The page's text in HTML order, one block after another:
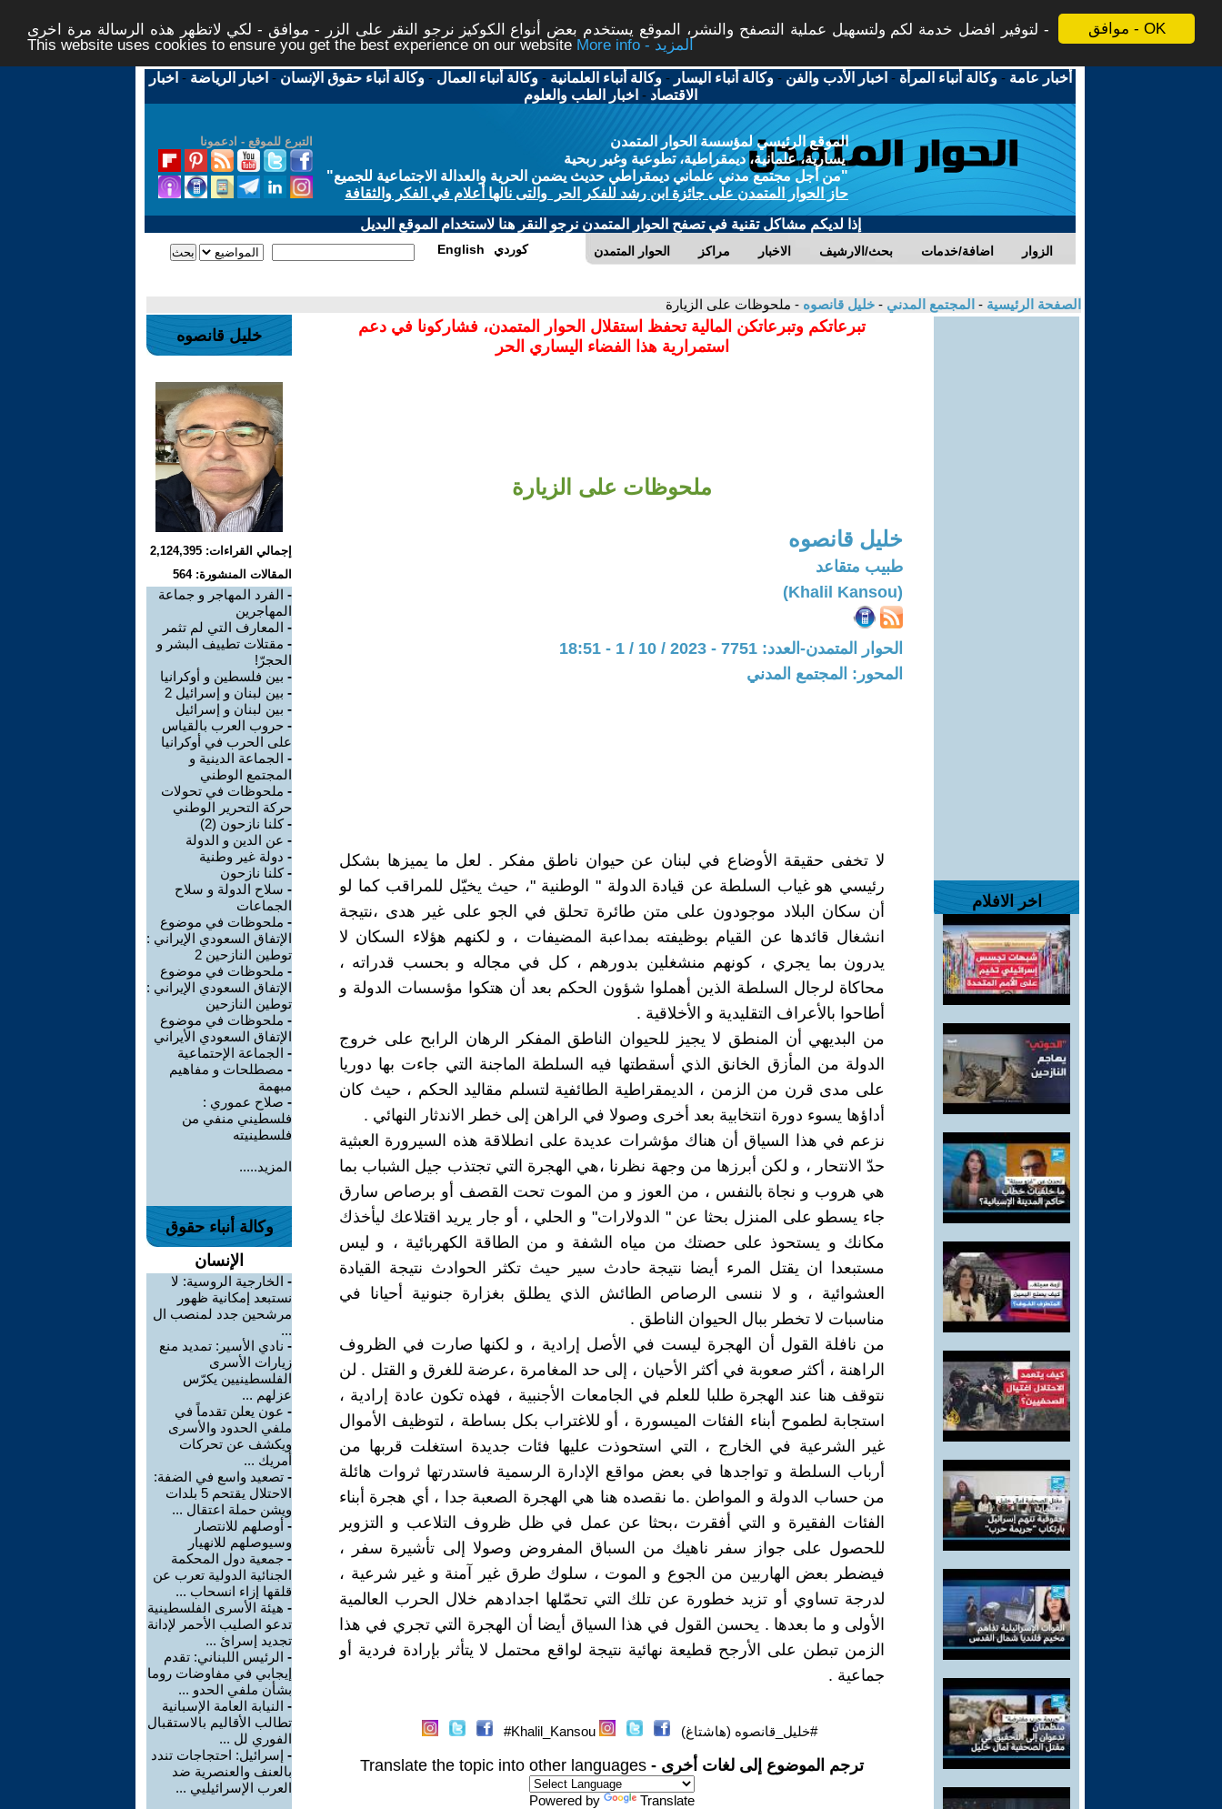
موافق - OK
لتوفير افضل خدمة لكم ولتسهيل عملية التصفح والنشر، الموقع يستخدم بعض أنواع الكوكيز نرجو النقر على الزر - موافق - لكي لاتظهر هذه الرسالة مرة اخرى -
This website uses cookies to ensure you get the best experience on our website
More info - المزيد
أخبار عامة -وكالة أنباء المرأة - اخبار الأدب والفن -وكالة أنباء اليسار -وكالة أنباء العلمانية -وكالة أنباء العمال -وكالة أنباء حقوق الإنسان - اخبار الرياضة - اخبار
الاقتصاد - اخبار الطب والعلوم
التبرع للموقع - ادعمونا
الموقع الرئيسي لمؤسسة الحوار المتمدن
يسارية، علمانية، ديمقراطية، تطوعية وغير ربحية
"من أجل مجتمع مدني علماني ديمقراطي حديث يضمن الحرية والعدالة الاجتماعية للجميع"
حاز الحوار المتمدن على جائزة ابن رشد للفكر الحر والتى نالها أعلام في الفكر والثقافة
إذا لديكم مشاكل تقنية في تصفح الحوار المتمدن نرجو النقر هنا لاستخدام الموقع البديل
الحوار المتمدن مراكز الاخبار بحث/الارشيف اضافة/خدمات الزوار English كوردي
الصفحة الرئيسية - المجتمع المدني - خليل قانصوه - ملحوظات على الزيارة
اخر الافلام
تبرعاتكم وتبرعاتكن المالية تحفظ استقلال الحوار المتمدن، فشاركونا في دعم
استمرارية هذا الفضاء اليساري الحر
ملحوظات على الزيارة
خليل قانصوه
طبيب متقاعد
(Khalil Kansou)
الحوار المتمدن-العدد: 7751 - 2023 / 10 / 1 - 18:51
المحور: المجتمع المدني
لا تخفى حقيقة الأوضاع في لبنان عن حيوان ناطق مفكر . لعل ما يميزها بشكل
رئيسي هو غياب السلطة عن قيادة الدولة " الوطنية "، حيث يخيّل للمراقب كما لو
أن سكان البلاد موجودون على متن طائرة تحلق في الجو على غير هدى ،نتيجة
انشغال قائدها عن القيام بوظيفته بمداعبة المضيفات ، و لكنهم هؤلاء السكان لا
يدرون بما يجري ، كونهم منشغلين بدورهم ، كل في مجاله و بحسب قدراته ،
محاكاة لرجال السلطة الذين أهملوا شؤون الحكم بعد أن هتكوا مؤسسات الدولة و
أطاحوا بالأعراف التقليدية و الأخلاقية .
من البديهي أن المنطق لا يجيز للحيوان الناطق المفكر الرهان الرابح على خروج
الدولة من المأزق الخانق الذي أسقطتها فيه السلطة الماجنة التي جاءت بها دوريا
على مدى قرن من الزمن ، الديمقراطية الطائفية لتسلم مقاليد الحكم ، حيث كان
أداؤها يسوء دورة انتخابية بعد أخرى وصولا في الراهن إلى خطر الاندثار النهائي .
نزعم في هذا السياق أن هناك مؤشرات عديدة على انطلاقة هذه السيرورة العبثية
حدّ الانتحار ، و لكن أبرزها من وجهة نظرنا ،هي الهجرة التي تجتذب جيل الشباب بما
هي هروب و نجاة بالنفس ، من العوز و من الموت تحت القصف أو برصاص سارق
جاء يسطو على المنزل بحثا عن " الدولارات" و الحلي ، أو جار يريد اقتلاعك ليأخذك
مكانك و يستحوذ على حصتك من مياه الشفة و من الطاقة الكهربائية ، و ليس
مستبعدا ان يقتل المرء أيضا نتيجة حادث سير حيث تكثر الحوادث نتيجة القيادة
العشوائية ، و لا ننسى الرصاص الطائش الذي يطلق بغزارة جنونية أحيانا في
مناسبات لا تخطر ببال الحيوان الناطق .
من نافلة القول أن الهجرة ليست في الأصل إرادية ، و لكنها صارت في الظروف
الراهنة ، أكثر صعوبة في أكثر الأحيان ، إلى حد المغامرة ،عرضة للغرق و القتل . لن
نتوقف هنا عند الهجرة طلبا للعلم في الجامعات الأجنبية ، فهذه تكون عادة إرادية ،
استجابة لطموح أبناء الفئات الميسورة ، أو للاغتراب بكل بساطة ، لتوظيف الأموال
غير الشرعية في الخارج ، التي استحوذت عليها فئات جديدة استغلت قربها من
أرباب السلطة و تواجدها في بعض مواقع الإدارة الرسمية فاستدرتها ثروات هائلة
من حساب الدولة و المواطن .ما نقصده هنا هي الهجرة الصعبة جدا ، أي هجرة أبناء
الفئات الفقيرة و التي أفقرت ،بحثا عن عمل في ظل ظروف التلاعب و التزوير
للحصول على جواز سفر ناهيك من السباق المفروض وصولا إلى تأشيرة سفر ،
فيضطر بعض الهاربين من الجوع و الموت ، سلوك طرق غير آمنة و غير شرعية ،
لدرجة تساوي أو تزيد خطورة عن تلك التي تحمّلها اجدادهم خلال الحرب العالمية
الأولى و ما بعدها . يحسن القول في هذا السياق أيضا أن الهجرة التي تجري في هذا
الزمن تبطن على الأرجح قطيعة نهائية نتيجة لواقع محتمل لا يتأثر بإرادة فردية أو
جماعية .
#خليل_قانصوه (هاشتاغ) Khalil_Kansou#
ترجم الموضوع إلى لغات أخرى - Translate the topic into other languages
Powered by Translate
خليل قانصوه
إجمالي القراءات: 2,124,395
المقالات المنشورة: 564
- الفرد المهاجر و جماعة
المهاجرين
- المعارف التي لم تثمر
- مقتلات تطييف البشر و
الحجرّ!
- بين فلسطين و أوكرانيا
- بين لبنان و إسرائيل 2
- بين لبنان و إسرائيل
- حروب العرب بالقياس
على الحرب في أوكرانيا
- الجماعة الدينية و
المجتمع الوطني
- ملحوظات في تحولات
حركة التحرير الوطني
-كلنا نازحون (2)
- عن الدين و الدولة
- دولة غير وطنية
-كلنا نازحون
- سلاح الدولة و سلاح
الجماعات
- ملحوظات في موضوع
الإتفاق السعودي الإيراني :
توطين النازحين 2
- ملحوظات في موضوع
الإتفاق السعودي الإيراني :
توطين النازحين
- ملحوظات في موضوع
الإتفاق السعودي الأيراني
- الجماعة الإحتماعية
- مصطلحات و مفاهيم
مبهمة
- صلاح عموري :
فلسطيني منفي من
فلسطينيته
المزيد.....
وكالة أنباء حقوق
الإنسان
- الخارجية الروسية: لا
نستبعد إمكانية ظهور
مرشحين جدد لمنصب ال
...
- نادي الأسير: تمديد منع
زيارات الأسرى
الفلسطينيين يكرّس
عزلهم ...
- عون يعلن تقدماً في
ملفي الحدود والأسرى
ويكشف عن تحركات
أمريك ...
- تصعيد واسع في الضفة:
الاحتلال يقتحم 5 بلدات
ويشن حملة اعتقال ...
- أوصلهم للانتصار
وسيوصلهم للانهيار
- جمعية دول المحكمة
الجنائية الدولية تعرب عن
قلقها إزاء انسحاب ...
- هيئة الأسرى الفلسطينية
تدعو الصليب الأحمر لإدانة
تجديد إسرائ ...
- الرئيس اللبناني: تقدم
إيجابي في مفاوضات روما
بشأن ملفي الحدو ...
- النيابة العامة الإسبانية
تطالب الأقاليم بالاستقبال
الفوري لل ...
- إسرائيل: احتجاجات تندد
بالعنف والعنصرية ضد
العرب الإسرائيليي ...